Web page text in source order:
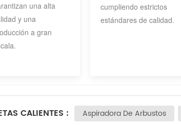
una alta
y una
a gran
cumpliendo estrictos
estándares de calidad.
CALIENTES : Aspiradora De Arbustos